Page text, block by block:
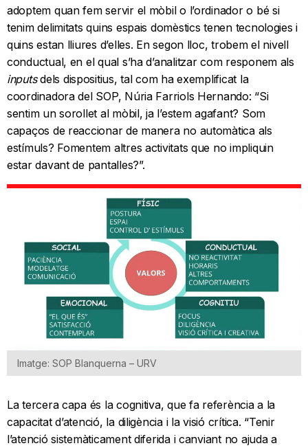
adoptem quan fem servir el mòbil o l’ordinador o bé si
tenim delimitats quins espais domèstics tenen tecnologies i
quins estan lliures d’elles. En segon lloc, trobem el nivell
conductual, en el qual s’ha d’analitzar com responem als
inputsdels dispositius, tal com ha exemplificat la
coordinadora del SOP, Núria Farriols Hernando: “Si
sentim un sorollet al mòbil, ja l’estem agafant? Som
capaços de reaccionar de manera no automàtica als
estímuls? Fomentem altres activitats que no impliquin
estar davant de pantalles?”.
Imatge: SOP Blanquerna – URV
La tercera capa és la cognitiva, que fa referència a la
capacitat d’atenció, la diligència i la visió crítica. “Tenir
l’atenció sistemàticament diferida i canviant no ajuda a